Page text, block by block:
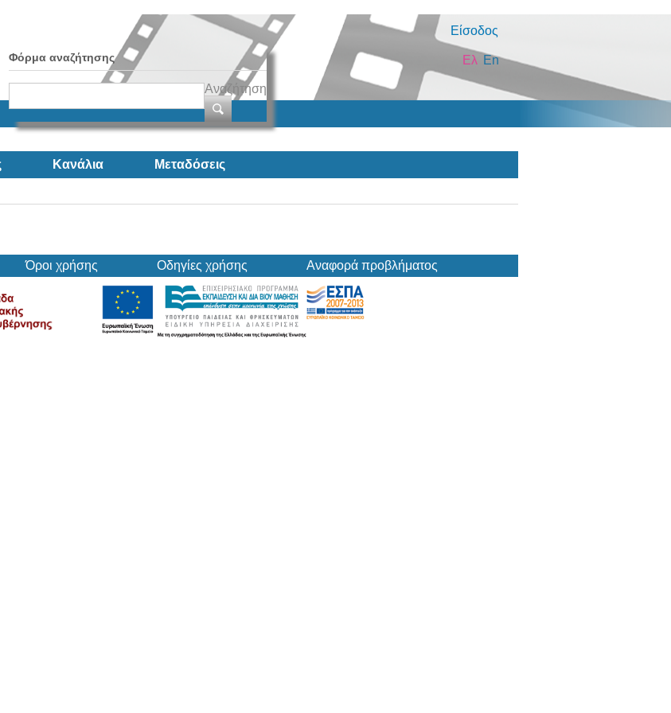
Είσοδος
Φόρμα αναζήτησης
Αναζήτηση
En
Ελ
Κανάλια Μεταδόσεις
Όροι χρήσης Οδηγίες χρήσης Αναφορά προβλήματος